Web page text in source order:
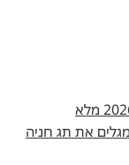
את תג חניה